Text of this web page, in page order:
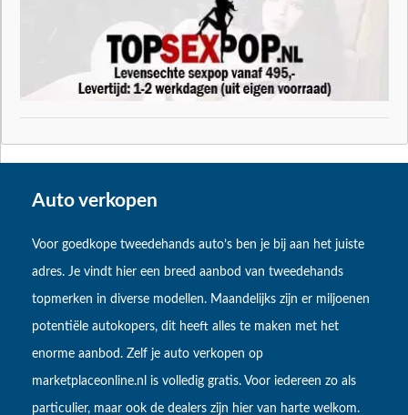
Auto verkopen
Voor goedkope tweedehands auto’s ben je bij aan het juiste
adres. Je vindt hier een breed aanbod van tweedehands
topmerken in diverse modellen. Maandelijks zijn er miljoenen
potentiële autokopers, dit heeft alles te maken met het
enorme aanbod. Zelf je auto verkopen op
marketplaceonline.nl is volledig gratis. Voor iedereen zo als
particulier, maar ook de dealers zijn hier van harte welkom.